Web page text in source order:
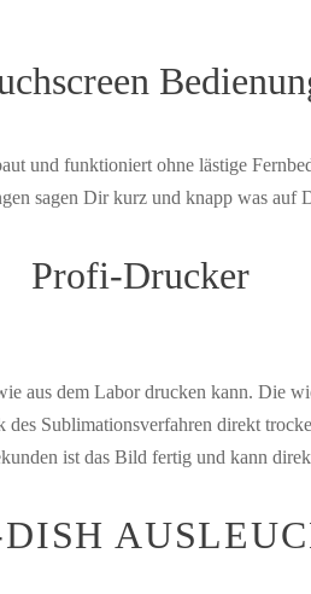
und funktioniert ohne lästige
sagen Dir kurz und knapp was auf
Profi-Drucker
aus dem Labor drucken kann. Die
Sublimationsverfahren direkt
ist das Bild fertig und kann